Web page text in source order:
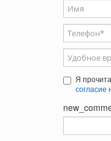
Ваше имя
Телефон*
Удобное
Я
согласие